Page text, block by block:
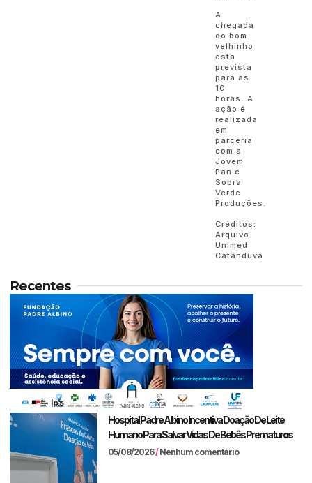
A
chegada
do bom
velhinho
está
prevista
para às
10
horas . A
ação é
realizada
em
parceria
com a
Jovem
Pan e
Sobra
Verde
Produções.
Créditos:
Arquivo
Unimed
Catanduva
Recentes
Hospital Padre Albino Incentiva Doação De Leite
Humano Para Salvar Vidas De Bebês Prematuros
05/08/2026 Nenhum comentário